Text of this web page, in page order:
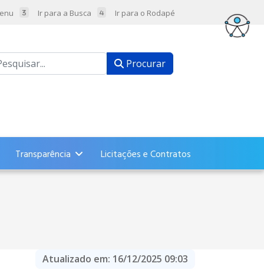
Ir para a Busca Ir para o Rodapé
Procurar
Transparência Licitações e Contratos
Atualizado em: 16/12/2025 09:03